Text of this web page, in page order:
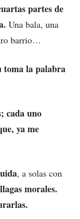
partes de
Una bala, una
barrio…
toma la palabra
cada uno
ya me
, a solas con
morales.